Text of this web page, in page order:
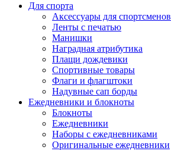
Для спорта
Аксессуары для спортсменов
Ленты с печатью
Манишки
Наградная атрибутика
Плащи дождевики
Спортивные товары
Флаги и флагштоки
Надувные сап борды
Ежедневники и блокноты
Блокноты
Ежедневники
Наборы с ежедневниками
Оригинальные ежедневники